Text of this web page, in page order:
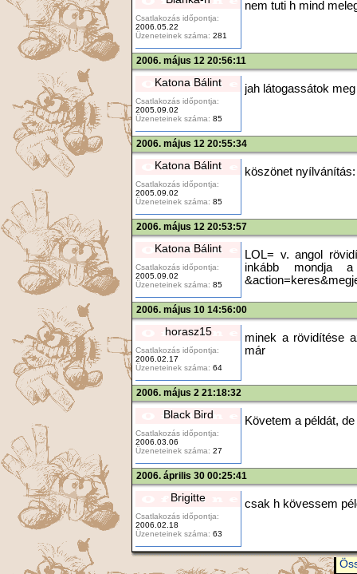
Csatlakozás időpontja:
2006.05.22
Üzeneteinek száma: 281
nem tuti h mind
2006. május 12 20:56:11
Katona Bálint
Csatlakozás időpontja:
2005.09.02
Üzeneteinek száma: 85
jah látogassátok
2006. május 12 20:55:34
Katona Bálint
Csatlakozás időpontja:
2005.09.02
Üzeneteinek száma: 85
köszönet
2006. május 12 20:53:57
Katona Bálint
Csatlakozás időpontja:
2005.09.02
Üzeneteinek száma: 85
LOL= v. angol
inkább mondja a
2006. május 10 14:56:00
horasz15
Csatlakozás időpontja:
2006.02.17
Üzeneteinek száma: 64
minek a rövidítése
már
2006. május 2 21:18:32
Black Bird
Csatlakozás időpontja:
2006.03.06
Üzeneteinek száma: 27
Követem a példát,
2006. április 30 00:25:41
Brigitte
Csatlakozás időpontja:
2006.02.18
Üzeneteinek száma: 63
csak h kövessem